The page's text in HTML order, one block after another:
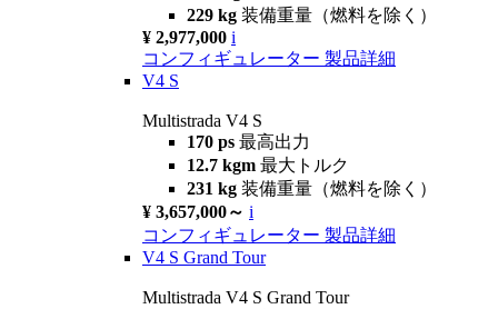
229 kg 装備重量（燃料を除く）
¥ 2,977,000 i
コンフィギュレーター 製品詳細
V4 S
Multistrada V4 S
170 ps 最高出力
12.7 kgm 最大トルク
231 kg 装備重量（燃料を除く）
¥ 3,657,000～ i
コンフィギュレーター 製品詳細
V4 S Grand Tour
Multistrada V4 S Grand Tour